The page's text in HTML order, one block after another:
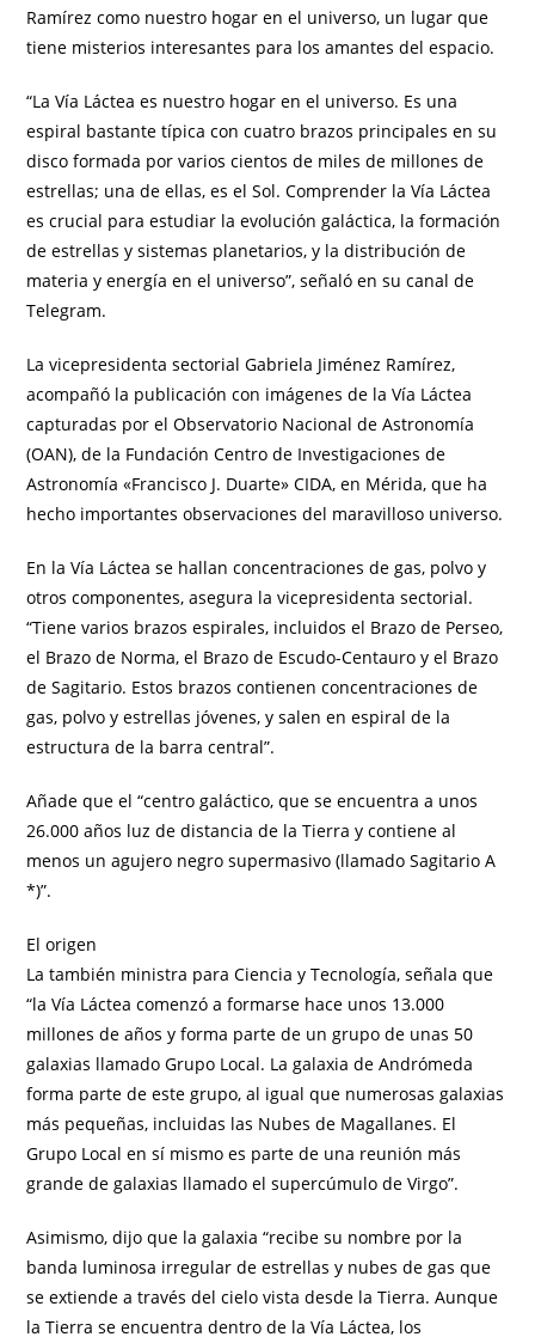
Ramírez como nuestro hogar en el universo, un lugar que
tiene misterios interesantes para los amantes del espacio.
“La Vía Láctea es nuestro hogar en el universo. Es una
espiral bastante típica con cuatro brazos principales en su
disco formada por varios cientos de miles de millones de
estrellas; una de ellas, es el Sol. Comprender la Vía Láctea
es crucial para estudiar la evolución galáctica, la formación
de estrellas y sistemas planetarios, y la distribución de
materia y energía en el universo”, señaló en su canal de
Telegram.
La vicepresidenta sectorial Gabriela Jiménez Ramírez,
acompañó la publicación con imágenes de la Vía Láctea
capturadas por el Observatorio Nacional de Astronomía
(OAN), de la Fundación Centro de Investigaciones de
Astronomía «Francisco J. Duarte» CIDA, en Mérida, que ha
hecho importantes observaciones del maravilloso universo.
En la Vía Láctea se hallan concentraciones de gas, polvo y
otros componentes, asegura la vicepresidenta sectorial.
“Tiene varios brazos espirales, incluidos el Brazo de Perseo,
el Brazo de Norma, el Brazo de Escudo-Centauro y el Brazo
de Sagitario. Estos brazos contienen concentraciones de
gas, polvo y estrellas jóvenes, y salen en espiral de la
estructura de la barra central”.
Añade que el “centro galáctico, que se encuentra a unos
26.000 años luz de distancia de la Tierra y contiene al
menos un agujero negro supermasivo (llamado Sagitario A
*)”.
El origen
La también ministra para Ciencia y Tecnología, señala que
“la Vía Láctea comenzó a formarse hace unos 13.000
millones de años y forma parte de un grupo de unas 50
galaxias llamado Grupo Local. La galaxia de Andrómeda
forma parte de este grupo, al igual que numerosas galaxias
más pequeñas, incluidas las Nubes de Magallanes. El
Grupo Local en sí mismo es parte de una reunión más
grande de galaxias llamado el supercúmulo de Virgo”.
Asimismo, dijo que la galaxia “recibe su nombre por la
banda luminosa irregular de estrellas y nubes de gas que
se extiende a través del cielo vista desde la Tierra. Aunque
la Tierra se encuentra dentro de la Vía Láctea, los